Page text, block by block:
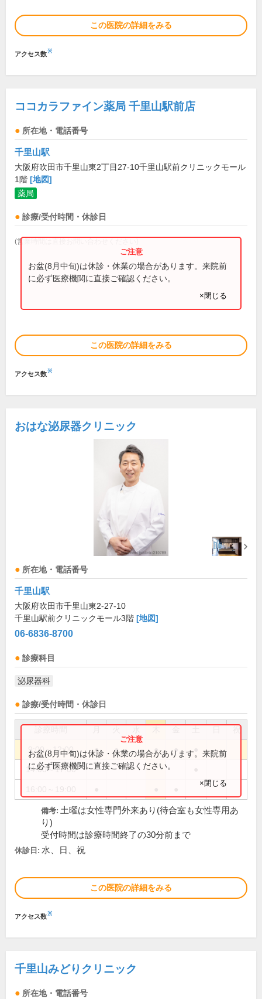
この医院の詳細をみる
アクセス数※
ココカラファイン薬局 千里山駅前店
所在地・電話番号
千里山駅
大阪府吹田市千里山東2丁目27-10千里山駅前クリニックモール
1階 [地図]
薬局
診療/受付時間・休診日
(営業時間は直接お問い合わせください)
お盆(8月中旬)は休診・休業の場合があります。来院前
に必ず医療機関に直接ご確認ください。
×閉じる
この医院の詳細をみる
アクセス数※
おはな泌尿器クリニック
所在地・電話番号
千里山駅
大阪府吹田市千里山東2-27-10
千里山駅前クリニックモール3階 [地図]
06-6836-8700
診療科目
泌尿器科
診療/受付時間・休診日
祝
9:00～12:00 ● ● ● ●
14:00～17:00
お盆(8月中旬)は休診・休業の場合があります。来院前
に必ず医療機関に直接ご確認ください。
×閉じる
備考: 土曜は女性専門外来あり(待合室も女性専用あ
り)
受付時間は診療時間終了の30分前まで
休診日: 水、日、祝
この医院の詳細をみる
アクセス数※
千里山みどりクリニック
所在地・電話番号